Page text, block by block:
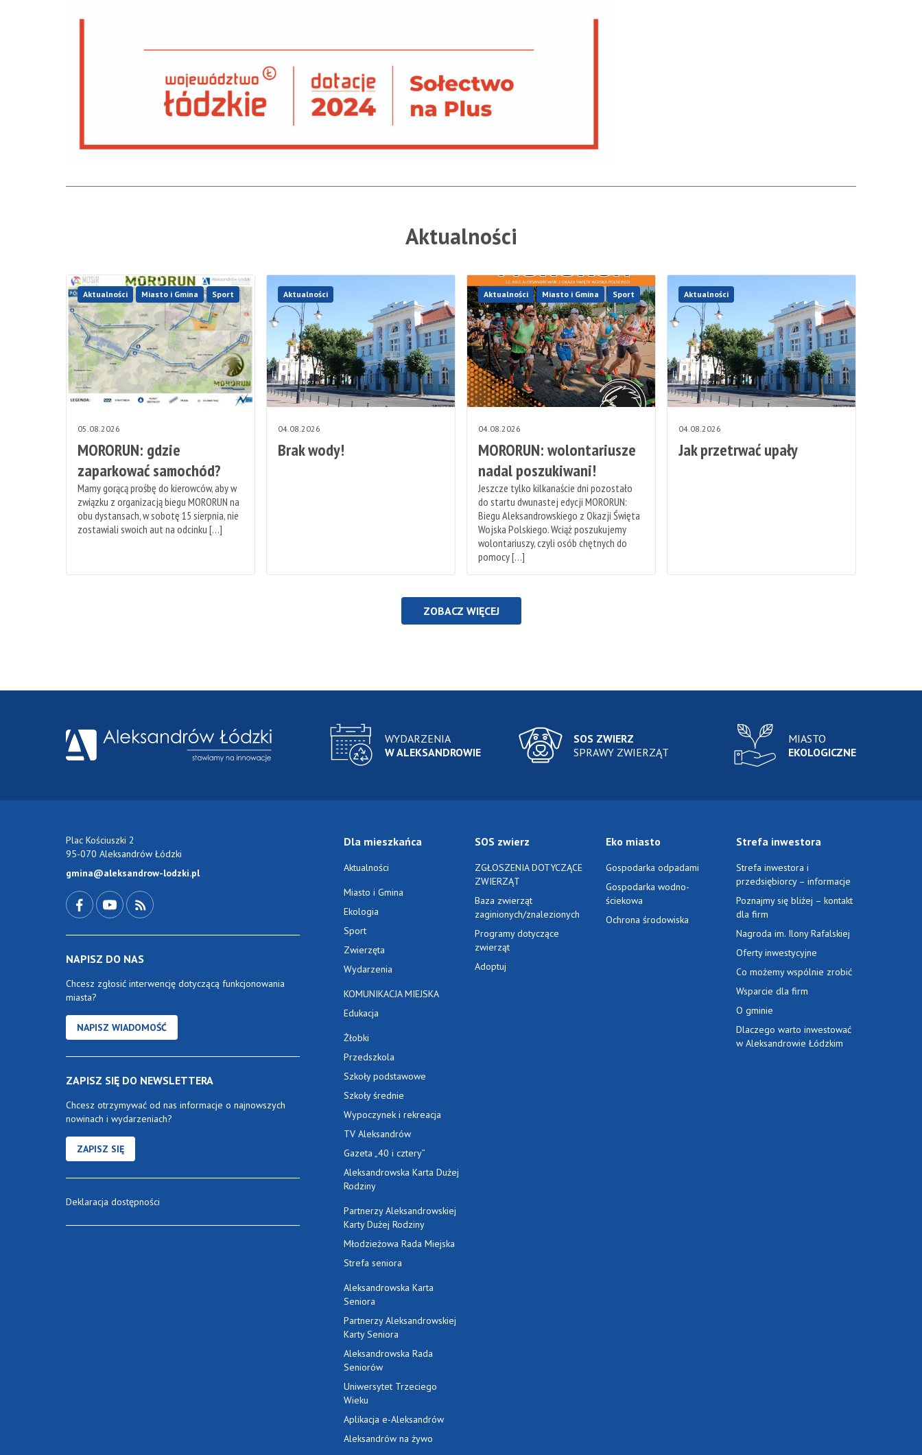
Aktualności
Aktualności Miasto i Gmina Sport
05.08.2026
MORORUN: gdzie
zaparkować samochód?
Mamy gorącą prośbę do kierowców, aby w
związku z organizacją biegu MORORUN na
obu dystansach, w sobotę 15 sierpnia, nie
zostawiali swoich aut na odcinku […]
Aktualności
04.08.2026
Brak wody!
Aktualności Miasto i Gmina Sport
04.08.2026
MORORUN: wolontariusze
nadal poszukiwani!
Jeszcze tylko kilkanaście dni pozostało
do startu dwunastej edycji MORORUN:
Biegu Aleksandrowskiego z Okazji Święta
Wojska Polskiego. Wciąż poszukujemy
wolontariuszy, czyli osób chętnych do
pomocy […]
Aktualności
04.08.2026
Jak przetrwać upały
ZOBACZ WIĘCEJ
WYDARZENIA
W ALEKSANDROWIE
SOS ZWIERZ
SPRAWY ZWIERZĄT
MIASTO
EKOLOGICZNE
Plac Kościuszki 2
95-070 Aleksandrów Łódzki
gmina@aleksandrow-lodzki.pl
NAPISZ DO NAS
Chcesz zgłosić interwencję dotyczącą funkcjonowania
miasta?
NAPISZ WIADOMOŚĆ
ZAPISZ SIĘ DO NEWSLETTERA
Chcesz otrzymywać od nas informacje o najnowszych
nowinach i wydarzeniach?
ZAPISZ SIĘ
Deklaracja dostępności
Dla mieszkańca
Aktualności
Miasto i Gmina
Ekologia
Sport
Zwierzęta
Wydarzenia
KOMUNIKACJA MIEJSKA
Edukacja
Żłobki
Przedszkola
Szkoły podstawowe
Szkoły średnie
Wypoczynek i rekreacja
TV Aleksandrów
Gazeta „40 i cztery”
Aleksandrowska Karta Dużej
Rodziny
Partnerzy Aleksandrowskiej
Karty Dużej Rodziny
Młodzieżowa Rada Miejska
Strefa seniora
Aleksandrowska Karta
Seniora
Partnerzy Aleksandrowskiej
Karty Seniora
Aleksandrowska Rada
Seniorów
Uniwersytet Trzeciego
Wieku
Aplikacja e-Aleksandrów
Aleksandrów na żywo
SOS zwierz
ZGŁOSZENIA DOTYCZĄCE
ZWIERZĄT
Baza zwierząt
zaginionych/znalezionych
Programy dotyczące
zwierząt
Adoptuj
Eko miasto
Gospodarka odpadami
Gospodarka wodno-
ściekowa
Ochrona środowiska
Strefa inwestora
Strefa inwestora i
przedsiębiorcy – informacje
Poznajmy się bliżej – kontakt
dla firm
Nagroda im. Ilony Rafalskiej
Oferty inwestycyjne
Co możemy wspólnie zrobić
Wsparcie dla firm
O gminie
Dlaczego warto inwestować
w Aleksandrowie Łódzkim